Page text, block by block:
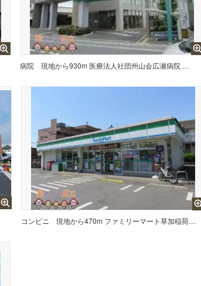
病院 現地から930m 医療法人社団州山会広瀬病院 徒歩12分。
コンビニ 現地から470m ファミリーマート草加稲荷店 徒歩6分。